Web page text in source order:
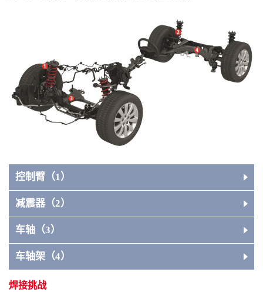
控制臂（1）
减震器（2）
车轴（3）
车轴架（4）
焊接挑战